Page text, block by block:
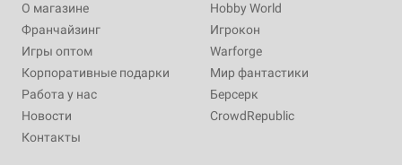
О магазине
Франчайзинг
Игры оптом
Корпоративные подарки
Работа у нас
Новости
Контакты
Hobby World
Игрокон
Warforge
Мир фантастики
Берсерк
CrowdRepublic